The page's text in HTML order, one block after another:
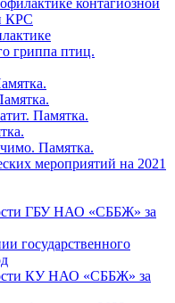
контагиозной
КРС
гриппа птиц.
Памятка.
Памятка.
мероприятий на 2021
ГБУ НАО «СББЖ» за
государственного
КУ НАО «СББЖ» за